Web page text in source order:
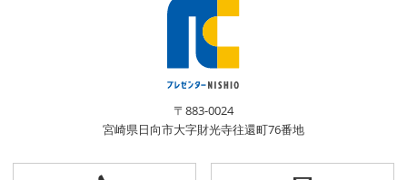
〒883-0024
宮崎県日向市大字財光寺往還町76番地